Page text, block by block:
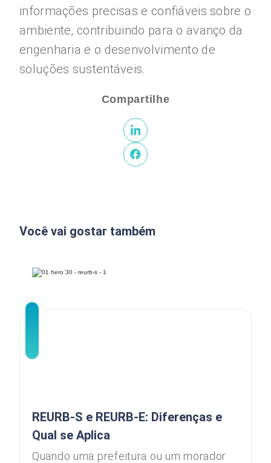
informações precisas e confiáveis sobre o
ambiente, contribuindo para o avanço da
engenharia e o desenvolvimento de
soluções sustentáveis.
Compartilhe
Você vai gostar também
REURB-S e REURB-E: Diferenças e
Qual se Aplica
Quando uma prefeitura ou um morador